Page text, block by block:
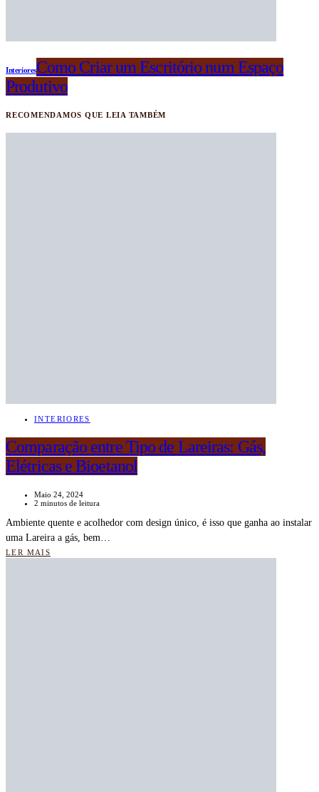
InterioresComo Criar um Escritório num Espaço
Produtivo
RECOMENDAMOS QUE LEIA TAMBÉM
INTERIORES
Comparação entre Tipo de Lareiras: Gás,
Elétricas e Bioetanol
Maio 24, 2024
2 minutos de leitura
Ambiente quente e acolhedor com design único, é isso que ganha ao instalar
uma Lareira a gás, bem…
LER MAIS